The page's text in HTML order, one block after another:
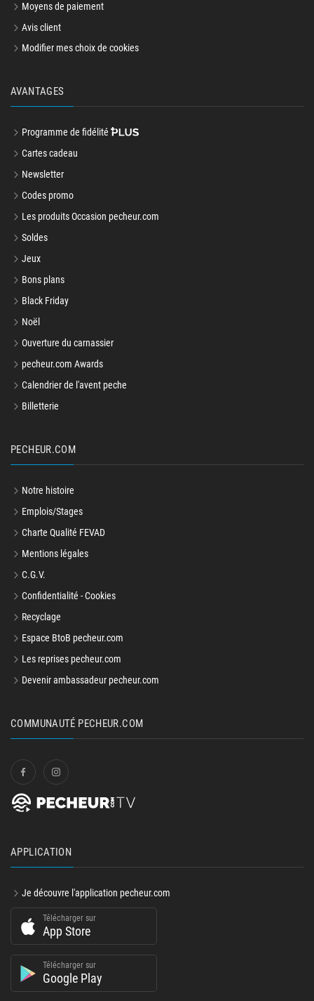
Moyens de paiement
Avis client
Modifier mes choix de cookies
AVANTAGES
Programme de fidélité
Cartes cadeau
Newsletter
Codes promo
Les produits Occasion pecheur.com
Soldes
Jeux
Bons plans
Black Friday
Noël
Ouverture du carnassier
pecheur.com Awards
Calendrier de l'avent peche
Billetterie
PECHEUR.COM
Notre histoire
Emplois/Stages
Charte Qualité FEVAD
Mentions légales
C.G.V.
Confidentialité - Cookies
Recyclage
Espace BtoB pecheur.com
Les reprises pecheur.com
Devenir ambassadeur pecheur.com
COMMUNAUTÉ PECHEUR.COM
APPLICATION
Je découvre l'application pecheur.com
Télécharger sur
App Store
Télécharger sur
Google Play